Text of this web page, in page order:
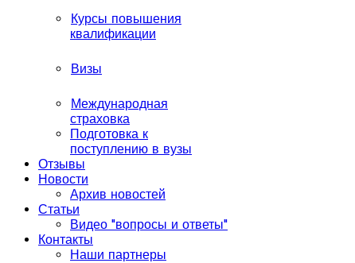
Курсы повышения
квалификации
Визы
Международная
страховка
Подготовка к
поступлению в вузы
Отзывы
Новости
Архив новостей
Статьи
Видео "вопросы и ответы"
Контакты
Наши партнеры